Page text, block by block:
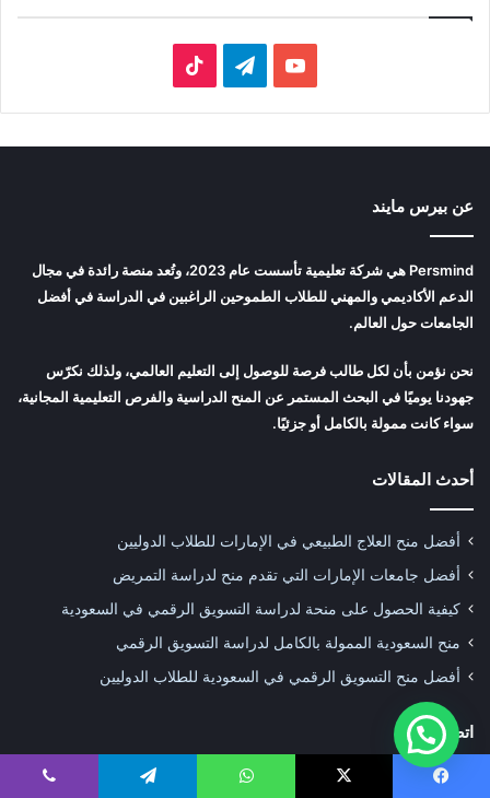
‫YouTubeتيلقرام
عن بيرس مايند
Persmind هي شركة تعليمية تأسست عام 2023، وتُعد منصة رائدة في مجال
الدعم الأكاديمي والمهني للطلاب الطموحين الراغبين في الدراسة في أفضل
الجامعات حول العالم.
نحن نؤمن بأن لكل طالب فرصة للوصول إلى التعليم العالمي، ولذلك نكرّس
جهودنا يوميًا في البحث المستمر عن المنح الدراسية والفرص التعليمية المجانية،
سواء كانت ممولة بالكامل أو جزئيًا.
أحدث المقالات
أفضل منح العلاج الطبيعي في الإمارات للطلاب الدوليين
أفضل جامعات الإمارات التي تقدم منح لدراسة التمريض
كيفية الحصول على منحة لدراسة التسويق الرقمي في السعودية
منح السعودية الممولة بالكامل لدراسة التسويق الرقمي
أفضل منح التسويق الرقمي في السعودية للطلاب الدوليين
اتصل بنا